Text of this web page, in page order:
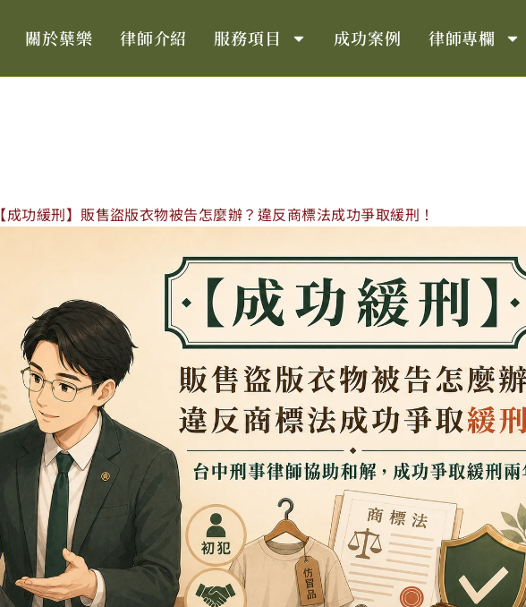
關於蘗樂 律師介紹 服務項目 成功案例 律師專欄
【成功緩刑】販售盜版衣物被告怎麼辦？違反商標法成功爭取緩刑！